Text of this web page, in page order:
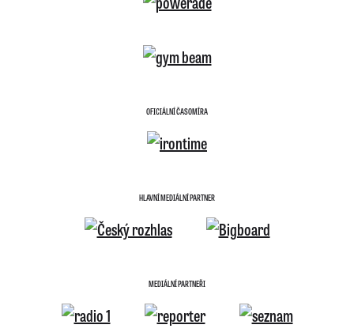
OFICIÁLNÍ ČASOMÍRA
HLAVNÍ MEDIÁLNÍ PARTNER
MEDIÁLNÍ PARTNEŘI